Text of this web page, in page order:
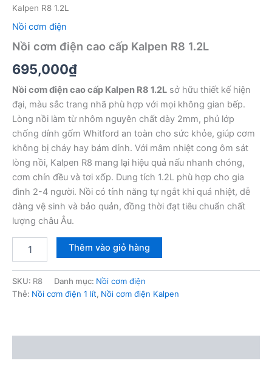
Kalpen R8 1.2L
Nồi cơm điện
Nồi cơm điện cao cấp Kalpen R8 1.2L
695,000₫
Nồi cơm điện cao cấp Kalpen R8 1.2L sở hữu thiết kế hiện
đại, màu sắc trang nhã phù hợp với mọi không gian bếp.
Lòng nồi làm từ nhôm nguyên chất dày 2mm, phủ lớp
chống dính gốm Whitford an toàn cho sức khỏe, giúp cơm
không bị cháy hay bám dính. Với mâm nhiệt cong ôm sát
lòng nồi, Kalpen R8 mang lại hiệu quả nấu nhanh chóng,
cơm chín đều và tơi xốp. Dung tích 1.2L phù hợp cho gia
đình 2-4 người. Nồi có tính năng tự ngắt khi quá nhiệt, dễ
dàng vệ sinh và bảo quản, đồng thời đạt tiêu chuẩn chất
lượng châu Âu.
cao
cấp
Thêm vào giỏ hàng
SKU: R8 Danh mục: Nồi cơm điện
Thẻ: Nồi cơm điện 1 lít, Nồi cơm điện Kalpen